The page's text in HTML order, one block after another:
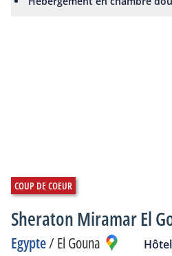
Sheraton Miramar El
Egypte/El Gouna Hôtel